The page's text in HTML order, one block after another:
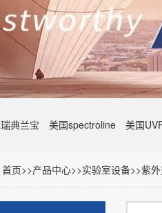
瑞典兰宝 美国spectroline 美国
首页>>产品中心>>实验室设备>>紫